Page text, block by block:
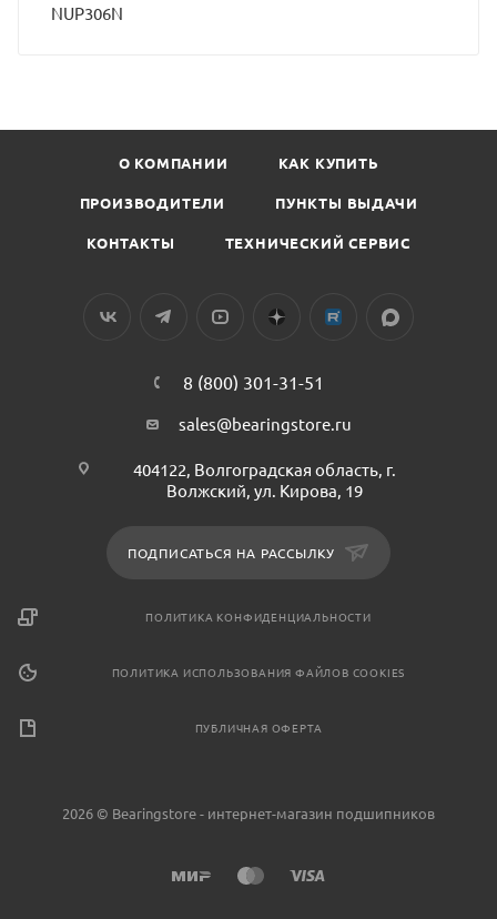
NUP306N
О КОМПАНИИ КАК КУПИТЬ
ПРОИЗВОДИТЕЛИ ПУНКТЫ ВЫДАЧИ
КОНТАКТЫ ТЕХНИЧЕСКИЙ СЕРВИС
8 (800) 301-31-51
sales@bearingstore.ru
404122, Волгоградская область, г.
Волжский, ул. Кирова, 19
ПОДПИСАТЬСЯ НА РАССЫЛКУ
ПОЛИТИКА КОНФИДЕНЦИАЛЬНОСТИ
ПОЛИТИКА ИСПОЛЬЗОВАНИЯ ФАЙЛОВ COOKIES
ПУБЛИЧНАЯ ОФЕРТА
2026 © Bearingstore - интернет-магазин подшипников